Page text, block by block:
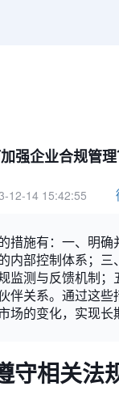
强企业合规管理
12-14 15:42:55
措施有：一、明确
内部控制体系；三
监测与反馈机制；
伴关系。通过这些
场的变化，实现长
守相关法